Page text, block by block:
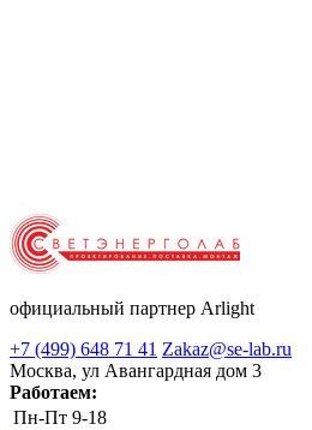
официальный партнер Arlight
+7 (499) 648 71 41 Zakaz@se-lab.ru
Москва, ул Авангардная дом 3
Работаем:
Пн-Пт 9-18